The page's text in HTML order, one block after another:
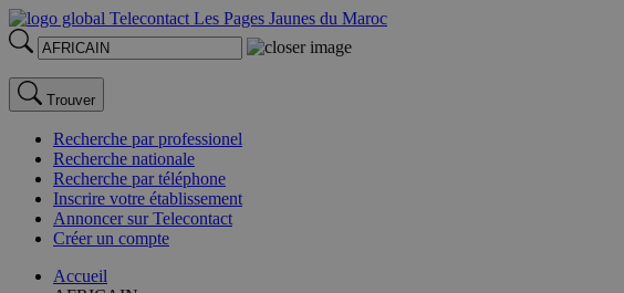
Trouver
Recherche par professionel
Recherche nationale
Recherche par téléphone
Inscrire votre établissement
Annoncer sur Telecontact
Créer un compte
Accueil